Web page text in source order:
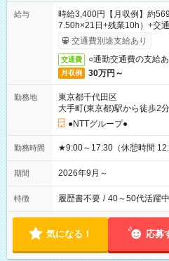
給与
時給3,400円【月収例】約
7.50h×21日+残業10h）+交
交通費別途支給あり
交通費 ○通勤交通費の支給
月収例 30万円～
勤務地
東京都千代田区
大手町(東京都)駅から徒歩2分
●NTTグループ●
勤務時間 ★9:00～17:30（休憩時間
期間 2026年9月～
特徴 履歴書不要 / 40～50代活躍中
気になる！ 応募